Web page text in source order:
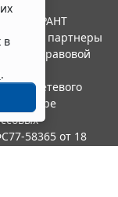
в
.
ГАРАНТ
и ее партнеры
правовой
сетевого
в сфере
58365 от 18